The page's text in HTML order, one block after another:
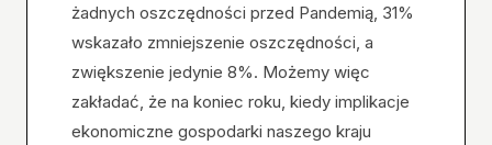
żadnych oszczędności przed Pandemią, 31%
wskazało zmniejszenie oszczędności, a
zwiększenie jedynie 8%. Możemy więc
zakładać, że na koniec roku, kiedy implikacje
ekonomiczne gospodarki naszego kraju